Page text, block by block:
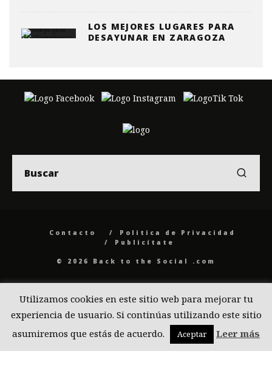
LOS MEJORES LUGARES PARA
DESAYUNAR EN ZARAGOZA
Contacto
Politica de Privacidad
Publicítate
© 2026 Back to the Social .com
Utilizamos cookies en este sitio web para mejorar tu
experiencia de usuario. Si continúas utilizando este sitio
asumiremos que estás de acuerdo.
Aceptar Leer más